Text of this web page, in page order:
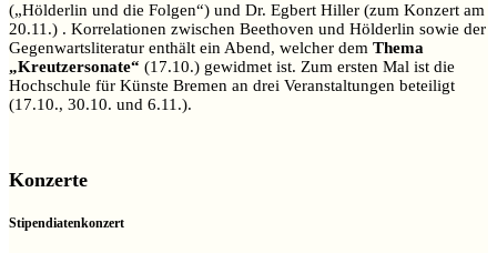
(„Hölderlin und die Folgen“) und Dr. Egbert Hiller (zum Konzert am
20.11.) . Korrelationen zwischen Beethoven und Hölderlin sowie der
Gegenwartsliteratur enthält ein Abend, welcher dem Thema
„Kreutzersonate“ (17.10.) gewidmet ist. Zum ersten Mal ist die
Hochschule für Künste Bremen an drei Veranstaltungen beteiligt
(17.10., 30.10. und 6.11.).
Konzerte
Stipendiatenkonzert